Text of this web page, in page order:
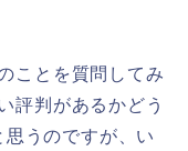
ことを質問してみ
評判があるかどう
うのですが、い